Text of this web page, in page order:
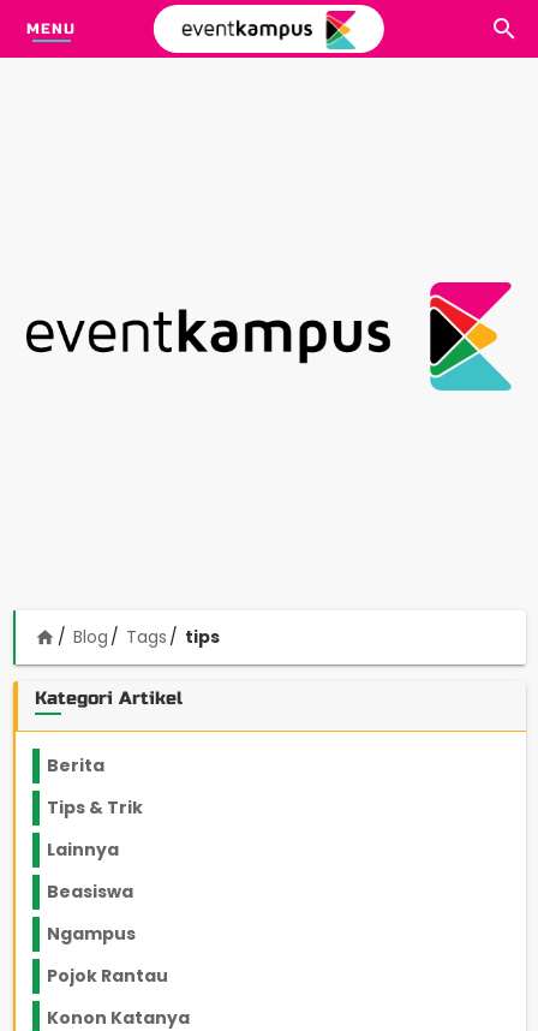
MENU
home Blog Tags tips
Kategori Artikel
Berita
Tips & Trik
Lainnya
Beasiswa
Ngampus
Pojok Rantau
Konon Katanya